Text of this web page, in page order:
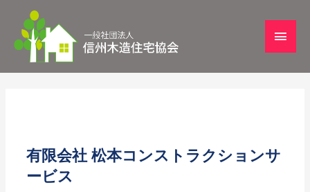
有限会社 松本コンストラクションサ
ービス